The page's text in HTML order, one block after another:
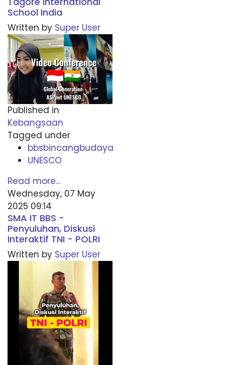
School India
Written by Super User
Published in
Kebangsaan
Tagged under
bbsbincangbudaya
UNESCO
Read more...
Wednesday, 07 May
2025 09:14
SMA IT BBS -
Penyuluhan, Diskusi
Interaktif TNI - POLRI
Written by Super User